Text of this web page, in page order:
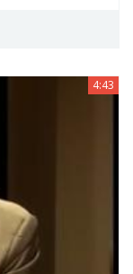
4:43